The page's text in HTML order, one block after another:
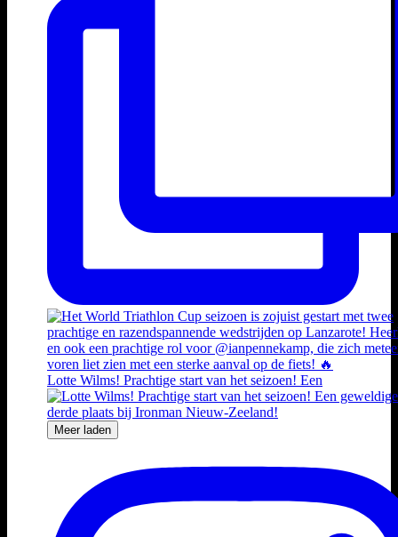
Lotte Wilms! Prachtige start van het seizoen! Een
Meer laden